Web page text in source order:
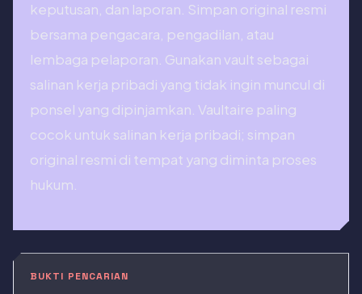
keputusan, dan laporan. Simpan original resmi
bersama pengacara, pengadilan, atau
lembaga pelaporan. Gunakan vault sebagai
salinan kerja pribadi yang tidak ingin muncul di
ponsel yang dipinjamkan. Vaultaire paling
cocok untuk salinan kerja pribadi; simpan
original resmi di tempat yang diminta proses
hukum.
BUKTI PENCARIAN